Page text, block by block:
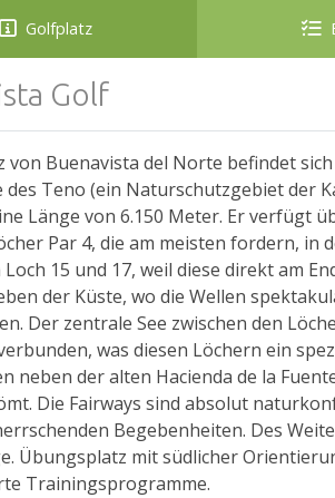
Golfplatz
Golf
von Buenavista del Norte befindet
Teno (ein Naturschutzgebiet der
Länge von 6.150 Meter. Er verfügt
Par 4, die am meisten fordern,
15 und 17, weil diese direkt am
der Küste, wo die Wellen
Der zentrale See zwischen den
was diesen Löchern ein
neben der alten Hacienda de la
Die Fairways sind absolut
Begebenheiten. Des
Übungsplatz mit südlicher
Trainingsprogramme.